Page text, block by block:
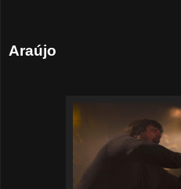
Araújo